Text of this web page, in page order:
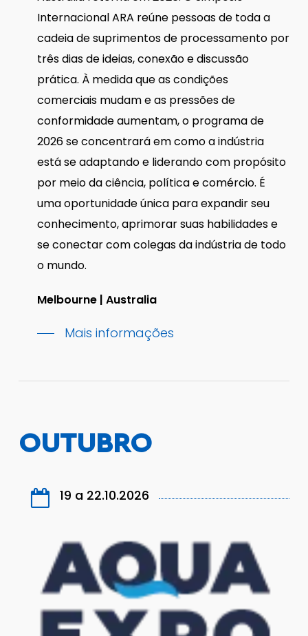
Internacional ARA reúne pessoas de toda a
cadeia de suprimentos de processamento por
três dias de ideias, conexão e discussão
prática. À medida que as condições
comerciais mudam e as pressões de
conformidade aumentam, o programa de
2026 se concentrará em como a indústria
está se adaptando e liderando com propósito
por meio da ciência, política e comércio. É
uma oportunidade única para expandir seu
conhecimento, aprimorar suas habilidades e
se conectar com colegas da indústria de todo
o mundo.
Melbourne | Australia
Mais informações
OUTUBRO
19 a 22.10.2026